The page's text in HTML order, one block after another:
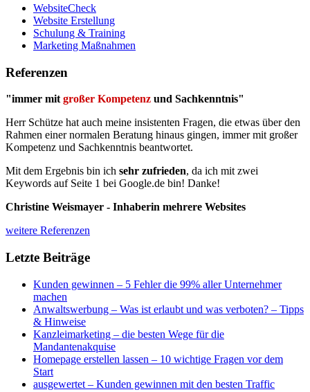
WebsiteCheck
Website Erstellung
Schulung & Training
Marketing Maßnahmen
Referenzen
"immer mitgroßer Kompetenz und Sachkenntnis"
Herr Schütze hat auch meine insistenten Fragen, die etwas über den
Rahmen einer normalen Beratung hinaus gingen, immer mit großer
Kompetenz und Sachkenntnis beantwortet.
Mit dem Ergebnis bin ich sehr zufrieden, da ich mit zwei
Keywords auf Seite 1 bei Google.de bin! Danke!
Christine Weismayer - Inhaberin mehrere Websites
weitere Referenzen
Letzte Beiträge
Kunden gewinnen – 5 Fehler die 99% aller Unternehmer
machen
Anwaltswerbung – Was ist erlaubt und was verboten? – Tipps
& Hinweise
Kanzleimarketing – die besten Wege für die
Mandantenakquise
Homepage erstellen lassen – 10 wichtige Fragen vor dem
Start
ausgewertet – Kunden gewinnen mit den besten Traffic